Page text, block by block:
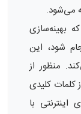
می‌شود.
بهینه‌سازی
شود، این
منظور از
کلمات کلیدی
با